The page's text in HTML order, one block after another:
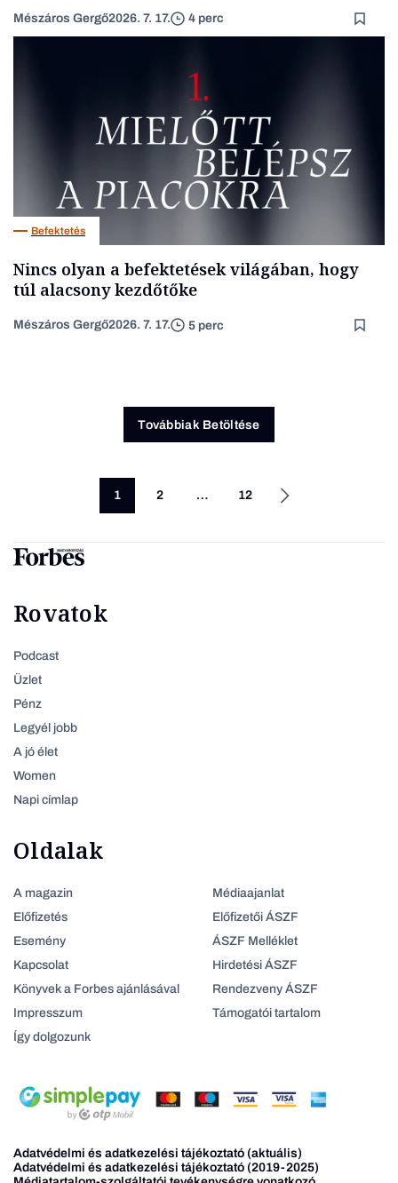
Mészáros Gergő2026. 7. 17. 4 perc
Befektetés
Nincs olyan a befektetések világában, hogy
túl alacsony kezdőtőke
Mészáros Gergő2026. 7. 17. 5 perc
Továbbiak Betöltése
1 2 … 12
Rovatok
Podcast
Üzlet
Pénz
Legyél jobb
A jó élet
Women
Napi címlap
Oldalak
A magazin
Előfizetés
Esemény
Kapcsolat
Könyvek a Forbes ajánlásával
Impresszum
Így dolgozunk
Médiaajanlat
Előfizetői ÁSZF
ÁSZF Melléklet
Hirdetési ÁSZF
Rendezveny ÁSZF
Támogatói tartalom
Adatvédelmi és adatkezelési tájékoztató (aktuális)
Adatvédelmi és adatkezelési tájékoztató (2019-2025)